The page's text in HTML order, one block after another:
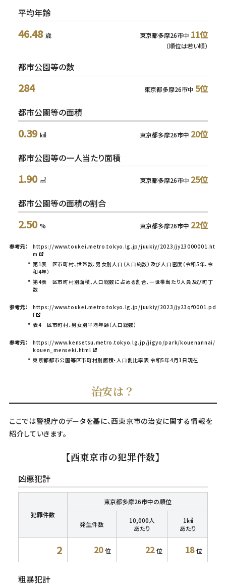
平均年齢
46.48 歳 東京都多摩26市中 11位
（順位は若い順）
都市公園等の数
284 東京都多摩26市中 5位
都市公園等の面積
0.39 ㎢ 東京都多摩26市中 20位
都市公園等の一人当たり面積
1.90 ㎡ 東京都多摩26市中 25位
都市公園等の面積の割合
2.50 % 東京都多摩26市中 22位
参考元：
https://www.toukei.metro.tokyo.lg.jp/juukiy/2023/jy23000001.ht
m
* 第1表 区市町村、世帯数、男女別人口（人口総数）及び人口密度（令和5年、令
和4年）
* 第4表 区市町村別面積、人口総数に占める割合、一世帯当たり人員及び町丁
数
参考元：
https://www.toukei.metro.tokyo.lg.jp/juukiy/2023/jy23qf0001.pd
f
* 表4 区市町村、男女別平均年齢（人口総数）
参考元：
https://www.kensetsu.metro.tokyo.lg.jp/jigyo/park/kouenannai/
kouen_menseki.html
* 東京都都市公園等区市町村別面積・人口割比率表 令和5年4月1日現在
治安は？
ここでは警視庁のデータを基に、西東京市の治安に関する情報を
紹介していきます。
【西東京市の犯罪件数】
凶悪犯計
犯罪件数
東京都多摩26市中の順位
発生件数
10,000人
あたり
1㎢
あたり
2 20位 22位 18位
粗暴犯計